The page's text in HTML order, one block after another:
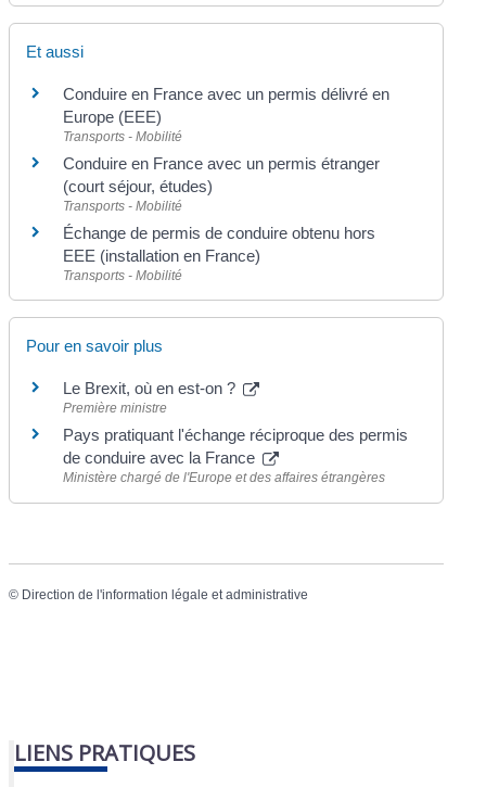
Et aussi
Conduire en France avec un permis délivré en
Europe (EEE)
Transports - Mobilité
Conduire en France avec un permis étranger
(court séjour, études)
Transports - Mobilité
Échange de permis de conduire obtenu hors
EEE (installation en France)
Transports - Mobilité
Pour en savoir plus
Le Brexit, où en est-on ?
Première ministre
Pays pratiquant l'échange réciproque des permis
de conduire avec la France
Ministère chargé de l'Europe et des affaires étrangères
© Direction de l'information légale et administrative
LIENS PRATIQUES